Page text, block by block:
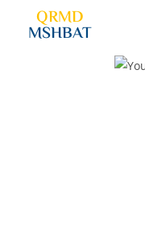
QRMD
MSHBAT